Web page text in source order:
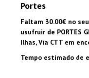
Portes
Faltam 30.00€ no
usufruir de PORTES
Ilhas, Via CTT em
Tempo estimado de